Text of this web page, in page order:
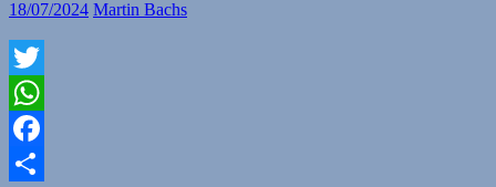
18/07/2024 Martin Bachs
Twitter
WhatsApp
Facebook